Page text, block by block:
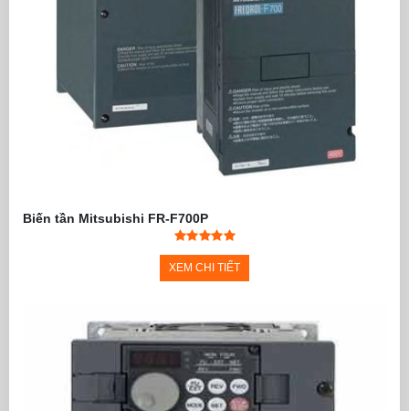
Biến tần Mitsubishi FR-F700P
XEM CHI TIẾT